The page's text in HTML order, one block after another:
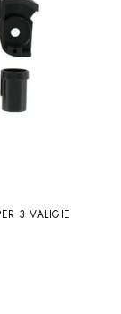
3 VALIGIE